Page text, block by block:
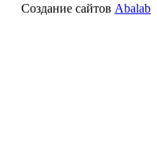
Создание сайтов Abalab